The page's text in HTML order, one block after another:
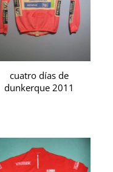
cuatro días de
dunkerque 2011